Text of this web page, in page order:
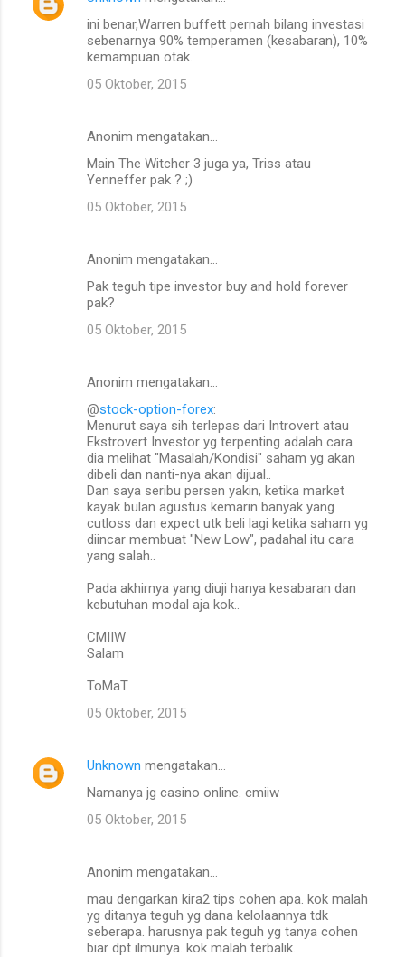
ini benar,Warren buffett pernah bilang investasi
sebenarnya 90% temperamen (kesabaran), 10%
kemampuan otak.
05 Oktober, 2015
Anonim mengatakan…
Main The Witcher 3 juga ya, Triss atau
Yenneffer pak ? ;)
05 Oktober, 2015
Anonim mengatakan…
Pak teguh tipe investor buy and hold forever
pak?
05 Oktober, 2015
Anonim mengatakan…
@stock-option-forex:
Menurut saya sih terlepas dari Introvert atau
Ekstrovert Investor yg terpenting adalah cara
dia melihat "Masalah/Kondisi" saham yg akan
dibeli dan nanti-nya akan dijual..
Dan saya seribu persen yakin, ketika market
kayak bulan agustus kemarin banyak yang
cutloss dan expect utk beli lagi ketika saham yg
diincar membuat "New Low", padahal itu cara
yang salah..
Pada akhirnya yang diuji hanya kesabaran dan
kebutuhan modal aja kok..
CMIIW
Salam
ToMaT
05 Oktober, 2015
Unknown mengatakan…
Namanya jg casino online. cmiiw
05 Oktober, 2015
Anonim mengatakan…
mau dengarkan kira2 tips cohen apa. kok malah
yg ditanya teguh yg dana kelolaannya tdk
seberapa. harusnya pak teguh yg tanya cohen
biar dpt ilmunya. kok malah terbalik.